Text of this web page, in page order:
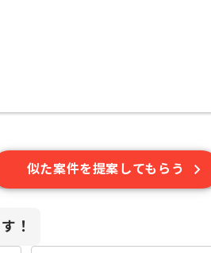
似た案件を提案してもらう
！